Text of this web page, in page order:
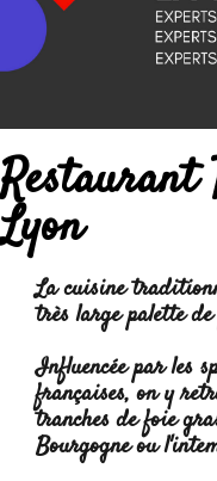
Lyon
Lacuisine
très large palette
Influencée par les
françaises, on y
tranches de foie
Bourgogne ou